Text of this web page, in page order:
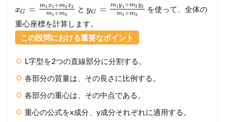
xG = m1 x1 +m2 x2
m1 +m2
とyG = m1y1 +m2 y2
m1 +m2
を使って、全体の
重心座標を計算します。
この設問における重要なポイント
L字型を2つの直線部分に分割する。
各部分の質量は、その長さに比例する。
各部分の重心は、その中点である。
重心の公式をx成分、y成分それぞれに適用する。